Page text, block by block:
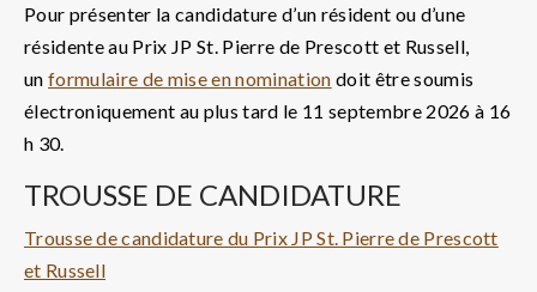
Pour présenter la candidature d’un résident ou d’une
résidente au Prix JP St. Pierre de Prescott et Russell,
un formulaire de mise en nomination doit être soumis
électroniquement au plus tard le 11 septembre 2026 à 16
h 30.
TROUSSE DE CANDIDATURE
Trousse de candidature du Prix JP St. Pierre de Prescott
et Russell